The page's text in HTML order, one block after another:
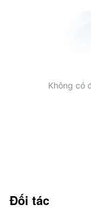
Không có
Đối tác